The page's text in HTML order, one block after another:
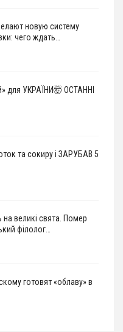
новую систему
чего ждать…
для УКРАЇНИ🤯 ОСТАННІ
та сокиру і ЗАРУБАВ 5
на великі свята. Помер
філолог…
готовят «облаву» в